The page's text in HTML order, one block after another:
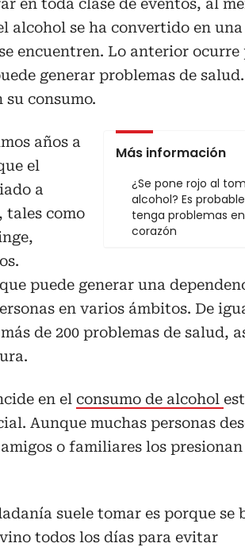
en toda clase de eventos, al
alcohol se ha convertido en una
encuentren. Lo anterior ocurre
generar problemas de salud.
consumo.
Más información
¿Se pone rojo al
alcohol? Es
tenga problemas
corazón
años a
el
a
tales como
puede generar una
en varios ámbitos. De
de 200 problemas de salud,
en el consumo de alcohol
Aunque muchas personas
o familiares los presionan
suele tomar es porque se
todos los días para evitar